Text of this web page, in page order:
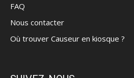
FAQ
Nous contacter
Où trouver Causeur en kiosque ?